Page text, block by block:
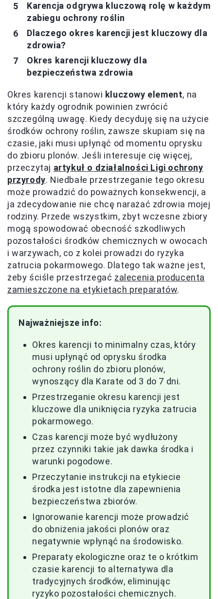
Karencja odgrywa kluczową rolę w każdym
zabiegu ochrony roślin
Dlaczego okres karencji jest kluczowy dla
zdrowia?
Okres karencji kluczowy dla
bezpieczeństwa zdrowia
Okres karencji stanowi kluczowy element, na
który każdy ogrodnik powinien zwrócić
szczególną uwagę. Kiedy decyduję się na użycie
środków ochrony roślin, zawsze skupiam się na
czasie, jaki musi upłynąć od momentu oprysku
do zbioru plonów. Jeśli interesuje cię więcej,
przeczytaj artykuł o działalności Ligi ochrony
przyrody. Niedbałe przestrzeganie tego okresu
może prowadzić do poważnych konsekwencji, a
ja zdecydowanie nie chcę narażać zdrowia mojej
rodziny. Przede wszystkim, zbyt wczesne zbiory
mogą spowodować obecność szkodliwych
pozostałości środków chemicznych w owocach
i warzywach, co z kolei prowadzi do ryzyka
zatrucia pokarmowego. Dlatego tak ważne jest,
żeby ściśle przestrzegać zalecenia producenta
zamieszczone na etykietach preparatów.
Najważniejsze info:
Okres karencji to minimalny czas, który
musi upłynąć od oprysku środka
ochrony roślin do zbioru plonów,
wynoszący dla Karate od 3 do 7 dni.
Przestrzeganie okresu karencji jest
kluczowe dla uniknięcia ryzyka zatrucia
pokarmowego.
Czas karencji może być wydłużony
przez czynniki takie jak dawka środka i
warunki pogodowe.
Przeczytanie instrukcji na etykiecie
środka jest istotne dla zapewnienia
bezpieczeństwa zbiorów.
Ignorowanie karencji może prowadzić
do obniżenia jakości plonów oraz
negatywnie wpłynąć na środowisko.
Preparaty ekologiczne oraz te o krótkim
czasie karencji to alternatywa dla
tradycyjnych środków, eliminując
ryzyko pozostałości chemicznych.